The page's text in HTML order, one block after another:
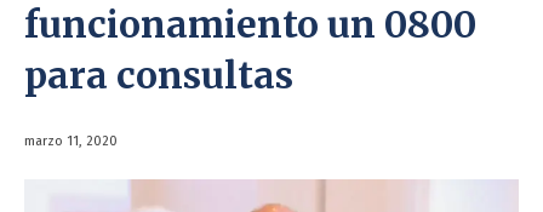
funcionamiento un 0800
para consultas
marzo 11, 2020